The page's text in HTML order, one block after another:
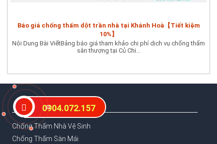
Báo giá chống thấm dột trần nhà tại Khánh Hoà【Tiết kiệm
10%】
Nội Dung Bài ViếtBảng báo giá tham khảo chi phí dịch vụ chống thấm
sân thượng tại Củ Chi...
DỊCH VỤ NỖI BẬT
Chống Thấm Nhà Vệ Sinh
Chống Thấm Sàn Mái
0904.072.157